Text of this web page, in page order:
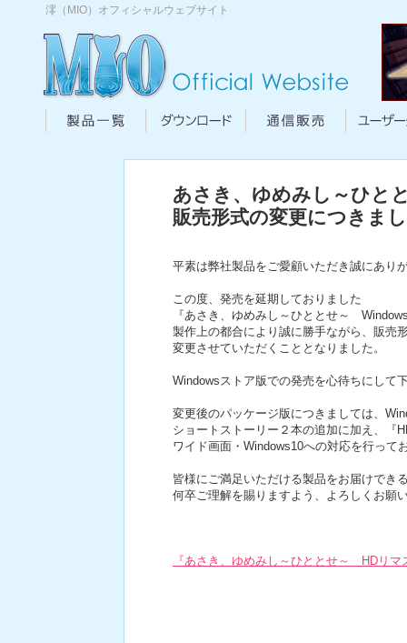
澪（MIO）オフィシャルウェブサイト
製品一覧|澪（MIO）ダウンロード|澪（MIO）
通信販
あさき、ゆめみし～ひ
販売形式の変更につきま
平素は弊社製品をご愛顧いただき誠にあり
この度、発売を延期しておりました
『あさき、ゆめみし～ひととせ～
製作上の都合により誠に勝手ながら、販売
変更させていただくこととなりました。
Windowsストア版での発売を心待ちにして
変更後のパッケージ版につきましては、
ショートストーリー２本の追加に加え、『
ワイド画面・Windows10への対応を行って
皆様にご満足いただける製品をお届けでき
何卒ご理解を賜りますよう、よろしくお願
『あさき、ゆめみし～ひととせ～ HDリマ